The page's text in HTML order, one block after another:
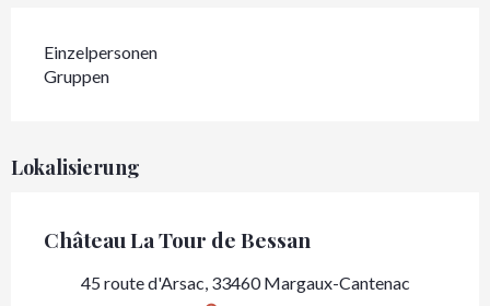
Einzelpersonen
Gruppen
Lokalisierung
Château La Tour de Bessan
45 route d'Arsac, 33460 Margaux-Cantenac